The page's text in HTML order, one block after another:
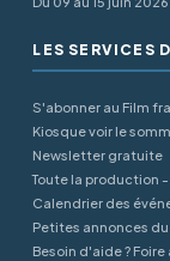
LES SERVICES
S'abonner au Film
Kiosque voir le
Newsletter gratuite
Toute la production
Calendrier des
Petites annonces
Besoin d'aide ?